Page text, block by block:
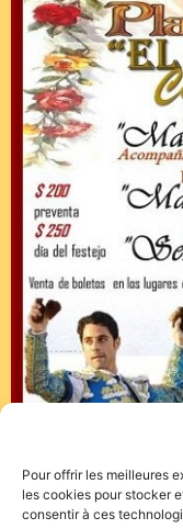
Pour offrir les meilleures
les cookies pour stocker
consentir à ces